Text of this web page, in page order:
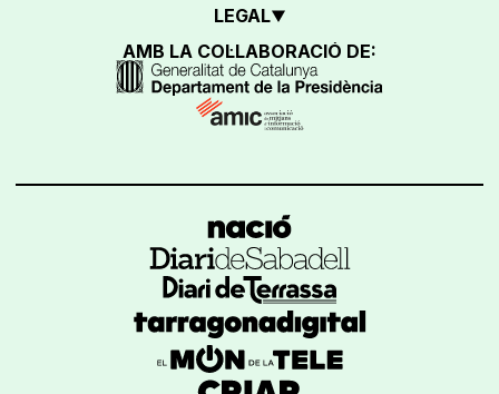
LEGAL
AMB LA COL·LABORACIÓ DE: